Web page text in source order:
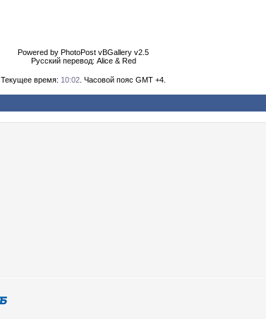
Powered by PhotoPost vBGallery v2.5
Русский перевод: Alice & Red
Текущее время: 10:02 . Часовой пояс GMT +4.